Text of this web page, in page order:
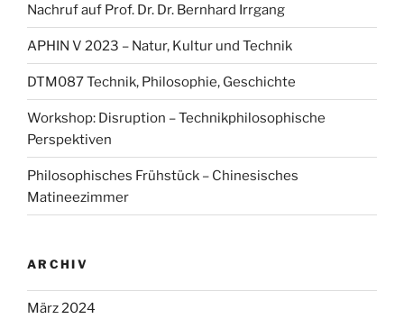
Nachruf auf Prof. Dr. Dr. Bernhard Irrgang
APHIN V 2023 – Natur, Kultur und Technik
DTM087 Technik, Philosophie, Geschichte
Workshop: Disruption – Technikphilosophische
Perspektiven
Philosophisches Frühstück – Chinesisches
Matineezimmer
ARCHIV
März 2024